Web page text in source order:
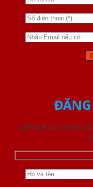
Liên hệ với chúng